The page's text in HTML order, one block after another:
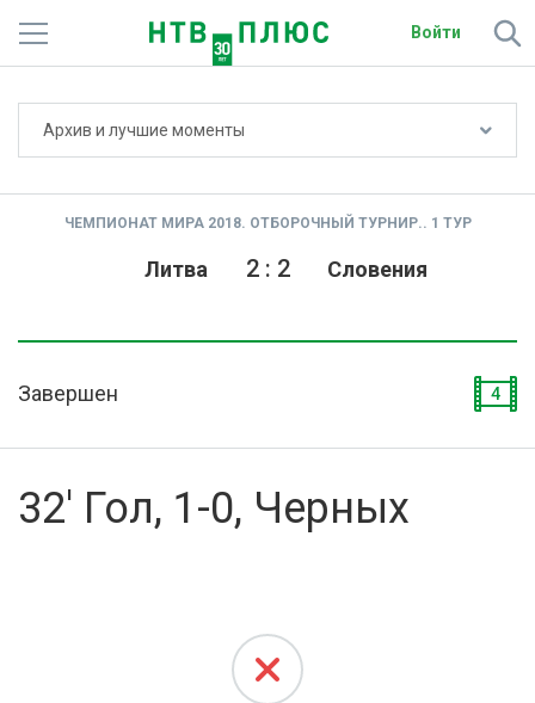
Войти
О сайте
Архив и лучшие моменты
ЧЕМПИОНАТ МИРА 2018. ОТБОРОЧНЫЙ ТУРНИР.. 1 ТУР
Литва Словения
2: 2
Завершен 4
32' Гол, 1-0, Черных